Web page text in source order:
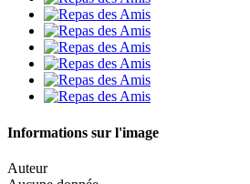
Informations sur l'image
Auteur